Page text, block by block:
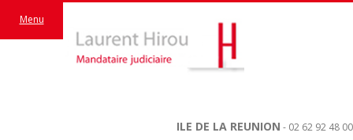
ILE DE LA REUNION - 02 62 92 48 00
Menu